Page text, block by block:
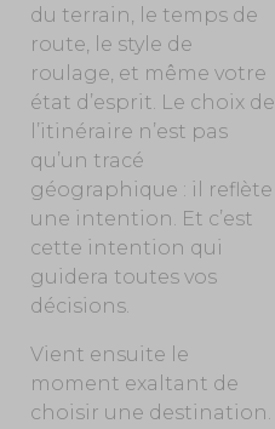
du terrain, le temps de
route, le style de
roulage, et même votre
état d’esprit. Le choix de
l’itinéraire n’est pas
qu’un tracé
géographique : il reflète
une intention. Et c’est
cette intention qui
guidera toutes vos
décisions.
Vient ensuite le
moment exaltant de
choisir une destination.